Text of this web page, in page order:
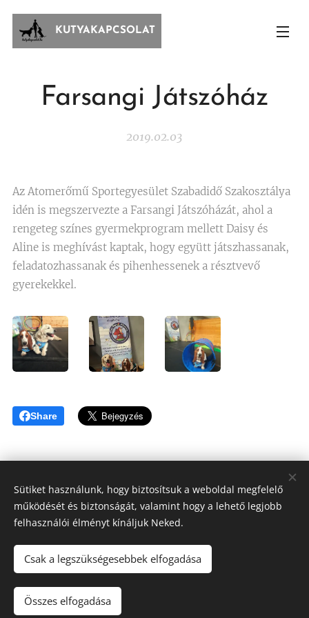
KUTYAKAPCSOLAT
Farsangi Játszóház
2019.02.03
Az Atomerőmű Sportegyesület Szabadidő Szakosztálya
idén is megszervezte a Farsangi Játszóházát, ahol a
rengeteg színes gyermekprogram mellett Daisy és
Aline is meghívást kaptak, hogy együtt játszhassanak,
feladatozhassanak és pihenhessenek a résztvevő
gyerekekkel.
Share
Tóthné Hesz Andrea
KUTYAKAPCSOLAT ©2020
Az oldalt a
Sütiket használunk, hogy biztosítsuk a weboldal megfelelő
működését és biztonságát, valamint hogy a lehető legjobb
felhasználói élményt kínáljuk Neked.
Csak a legszükségesebbek elfogadása
Összes elfogadása